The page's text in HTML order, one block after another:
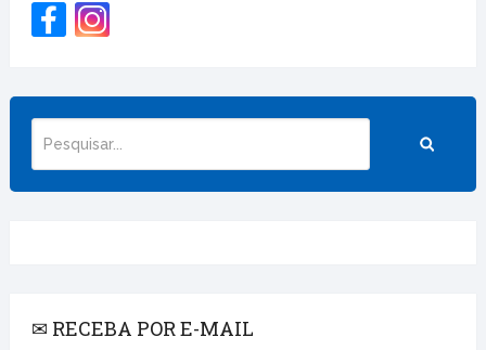
✉ RECEBA POR E-MAIL